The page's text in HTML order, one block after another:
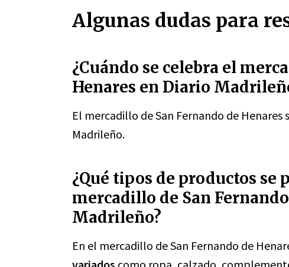
Algunas dudas para
¿Cuándo se celebra el
Henares en Diario
El mercadillo de San Fernando de Henares
Madrileño.
¿Qué tipos de productos se
mercadillo de San
Madrileño?
En el mercadillo de San Fernando de